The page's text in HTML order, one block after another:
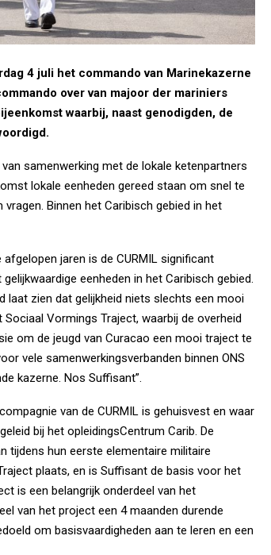
4 juli het commando van Marinekazerne
over van majoor der mariniers
waarbij, naast genodigden, de
samenwerking met de lokale ketenpartners
lokale eenheden gereed staan om snel te
Binnen het Caribisch gebied in het
jaren is de CURMIL significant
eenheden in het Caribisch gebied.
laat zien dat gelijkheid niets slechts een mooi
Vormings Traject, waarbij de overheid
om de jeugd van Curacao een mooi traject te
vele samenwerkingsverbanden binnen ONS
kazerne. Nos Suffisant”.
van de CURMIL is gehuisvest en waar
bij het opleidingsCentrum Carib. De
tijdens hun eerste elementaire militaire
plaats, en is Suffisant de basis voor het
is een belangrijk onderdeel van het
van het project een 4 maanden durende
om basisvaardigheden aan te leren en een